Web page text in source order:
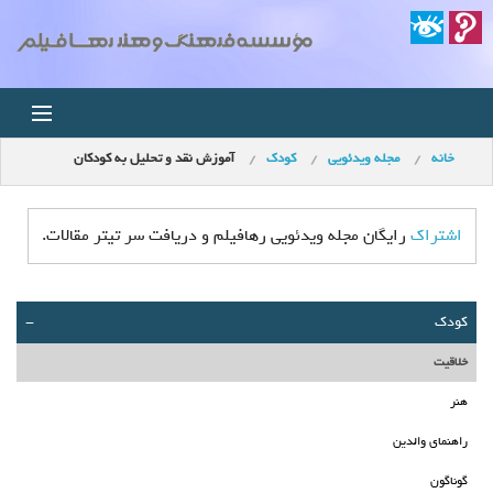
خانه
فروشگاه
مجله ویدئویی
کودک
خانه مجله ویدئویی کودک آموزش نقد و تحلیل به کودکان
اشتراک رایگان مجله ویدئویی رهافیلم و دریافت سر تیتر مقالات.
کودک -
خلاقیت
هنر
راهنمای والدین
گوناگون